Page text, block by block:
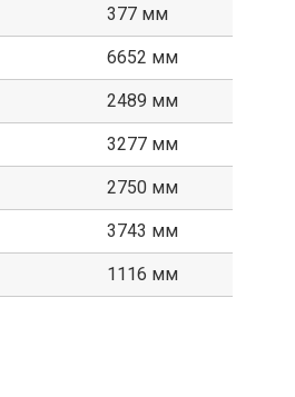
377 мм
6652 мм
2489 мм
3277 мм
2750 мм
3743 мм
1116 мм